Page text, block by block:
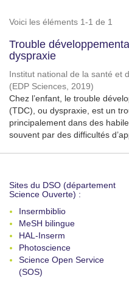
Voici les éléments 1-1 de 1
Trouble
dyspraxie
Institut national de la santé et
(EDP Sciences, 2019)
Chez l’enfant, le trouble
(TDC), ou dyspraxie, est un
principalement dans des
souvent par des difficultés
Sites du DSO (département
Science Ouverte) :
Insermbiblio
MeSH bilingue
HAL-Inserm
Photoscience
Science Open Service
(SOS)